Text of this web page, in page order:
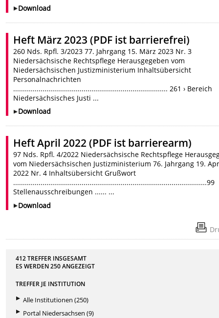
Download
Heft März 2023 (PDF ist barrierefrei)
260 Nds. Rpfl. 3/2023 77. Jahrgang 15. März 2023 Nr. 3
Niedersächsische Rechtspflege Herausgegeben vom
Niedersächsischen Justizministerium Inhaltsübersicht
Personalnachrichten
............................................................................... 261 › Bereich
Niedersächsisches Justi ...
Download
Heft April 2022 (PDF ist barrierearm)
97 Nds. Rpfl. 4/2022 Niedersächsische Rechtspflege
vom Niedersächsischen Justizministerium 76. Jahrgang 19.
2022 Nr. 4 Inhaltsübersicht Grußwort
...................................................................................................99
Stellenausschreibungen ...... ...
Download
412 TREFFER INSGESAMT
ES WERDEN250ANGEZEIGT
TREFFER JE INSTITUTION
Alle Institutionen (250)
Portal Niedersachsen (9)